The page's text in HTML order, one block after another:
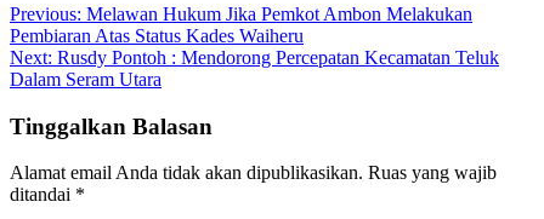
Navigasi
pos
Previous: Melawan Hukum Jika Pemkot Ambon Melakukan
Pembiaran Atas Status Kades Waiheru
Next: Rusdy Pontoh : Mendorong Percepatan Kecamatan Teluk
Dalam Seram Utara
Tinggalkan Balasan
Alamat email Anda tidak akan dipublikasikan. Ruas yang wajib
ditandai *